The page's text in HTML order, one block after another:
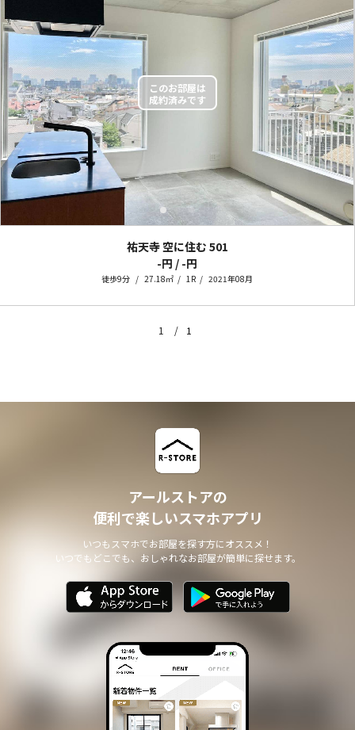
〈 〉
祐天寺 空に住む 501
-円 / -円
徒歩9分 27.18㎡ 1R 2021年08月
1 1
アールストアの
便利で楽しいスマホアプリ
いつもスマホでお部屋を探す方にオススメ！
いつでもどこでも、おしゃれなお部屋が簡単に探せます。